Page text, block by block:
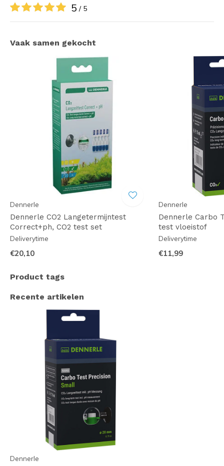
5 / 5
Vaak samen gekocht
Dennerle
Dennerle CO2 Langetermijntest
Correct+ph, CO2 test set
Deliverytime
€20,10
Dennerle
Dennerle Carbo
test vloeistof
Deliverytime
€11,99
Product tags
Recente artikelen
Dennerle